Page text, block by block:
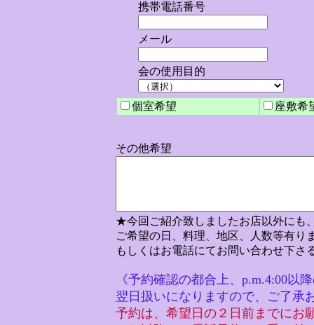
携帯電話番号
メール
会の使用目的
個室希望 座敷希
その他希望
★今回ご紹介致しましたお店以外にも
ご希望の日、料理、地区、人数等有り
もしくはお電話にてお問い合わせ下さ
《予約確認の都合上、p.m.4:00以
翌日扱いになりますので、ご了承
予約は、希望日の２日前までにお